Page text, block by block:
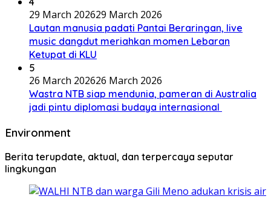
29 March 202629 March 2026
Lautan manusia padati Pantai Beraringan, live
music dangdut meriahkan momen Lebaran
Ketupat di KLU
5
26 March 202626 March 2026
Wastra NTB siap mendunia, pameran di Australia
jadi pintu diplomasi budaya internasional
Environment
Berita terupdate, aktual, dan terpercaya seputar
lingkungan